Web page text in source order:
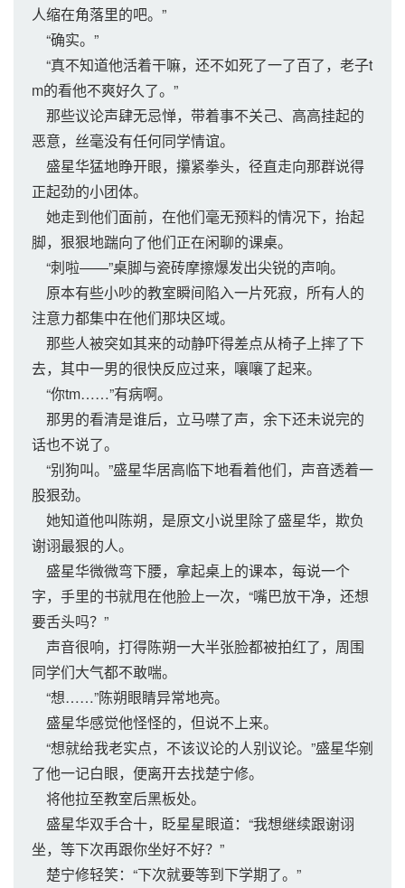
人缩在角落里的吧。”
“确实。”
“真不知道他活着干嘛，还不如死了一了百了，老子t
m的看他不爽好久了。”
那些议论声肆无忌惮，带着事不关己、高高挂起的
恶意，丝毫没有任何同学情谊。
盛星华猛地睁开眼，攥紧拳头，径直走向那群说得
正起劲的小团体。
她走到他们面前，在他们毫无预料的情况下，抬起
脚，狠狠地踹向了他们正在闲聊的课桌。
“刺啦——”桌脚与瓷砖摩擦爆发出尖锐的声响。
原本有些小吵的教室瞬间陷入一片死寂，所有人的
注意力都集中在他们那块区域。
那些人被突如其来的动静吓得差点从椅子上摔了下
去，其中一男的很快反应过来，嚷嚷了起来。
“你tm……”有病啊。
那男的看清是谁后，立马噤了声，余下还未说完的
话也不说了。
“别狗叫。”盛星华居高临下地看着他们，声音透着一
股狠劲。
她知道他叫陈朔，是原文小说里除了盛星华，欺负
谢诩最狠的人。
盛星华微微弯下腰，拿起桌上的课本，每说一个
字，手里的书就甩在他脸上一次，“嘴巴放干净，还想
要舌头吗？”
声音很响，打得陈朔一大半张脸都被拍红了，周围
同学们大气都不敢喘。
“想……”陈朔眼睛异常地亮。
盛星华感觉他怪怪的，但说不上来。
“想就给我老实点，不该议论的人别议论。”盛星华剜
了他一记白眼，便离开去找楚宁修。
将他拉至教室后黑板处。
盛星华双手合十，眨星星眼道：“我想继续跟谢诩
坐，等下次再跟你坐好不好？”
楚宁修轻笑：“下次就要等到下学期了。”